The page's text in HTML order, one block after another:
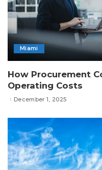
Miami
How Procurement
Operating Costs
December 1, 2025